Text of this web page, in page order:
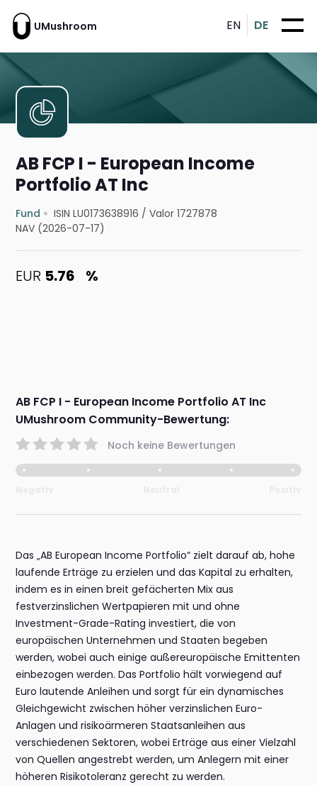
UMushroom EN DE
AB FCP I - European Income
Portfolio AT Inc
Fund ISIN LU0173638916 /Valor 1727878
NAV (2026-07-17)
EUR 5.76 %
AB FCP I - European Income Portfolio AT Inc
UMushroom Community-Bewertung:
Noch keine Bewertungen
Das „AB European Income Portfolio“ zielt darauf ab, hohe
laufende Erträge zu erzielen und das Kapital zu erhalten,
indem es in einen breit gefächerten Mix aus
festverzinslichen Wertpapieren mit und ohne
Investment-Grade-Rating investiert, die von
europäischen Unternehmen und Staaten begeben
werden, wobei auch einige außereuropäische Emittenten
einbezogen werden. Das Portfolio hält vorwiegend auf
Euro lautende Anleihen und sorgt für ein dynamisches
Gleichgewicht zwischen höher verzinslichen Euro-
Anlagen und risikoärmeren Staatsanleihen aus
verschiedenen Sektoren, wobei Erträge aus einer Vielzahl
von Quellen angestrebt werden, um Anlegern mit einer
höheren Risikotoleranz gerecht zu werden.